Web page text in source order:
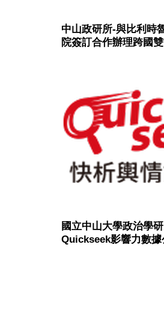
中山政研所-與比利時
院簽訂合作辦理跨國
國立中山大學政治學
Quickseek影響力數據